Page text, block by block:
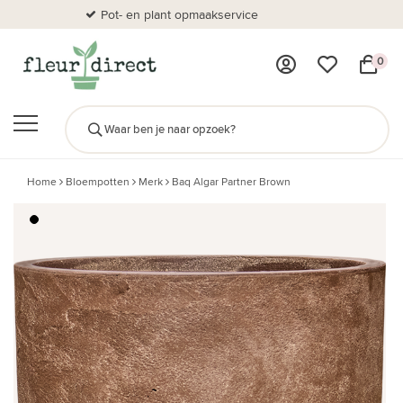
Pot- en plant opmaakservice
0
Home Bloempotten Merk Baq Algar Partner Brown